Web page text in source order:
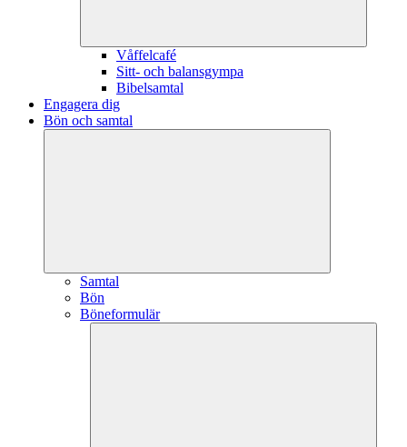
Våffelcafé
Sitt- och balansgympa
Bibelsamtal
Engagera dig
Bön och samtal
Samtal
Bön
Böneformulär